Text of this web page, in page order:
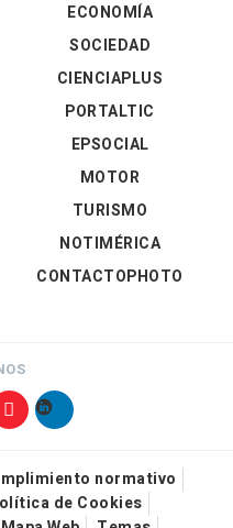
ECONOMÍA
SOCIEDAD
CIENCIAPLUS
PORTALTIC
EPSOCIAL
MOTOR
TURISMO
NOTIMÉRICA
CONTACTOPHOTO
normativo
de Cookies